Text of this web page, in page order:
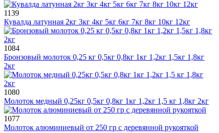
1139
Кувалда латунная 2кг 3кг 4кг 5кг 6кг 7кг 8кг 10кг 12кг
1084
Бронзовый молоток 0,25 кг 0,5кг 0,8кг 1кг 1,2кг 1,5кг 1,8кг
2кг
1080
Молоток медный 0,25кг 0,5кг 0,8кг 1кг 1,2кг 1,5 кг 1,8кг 2кг
1077
Молоток алюминиевый от 250 гр с деревянной рукояткой